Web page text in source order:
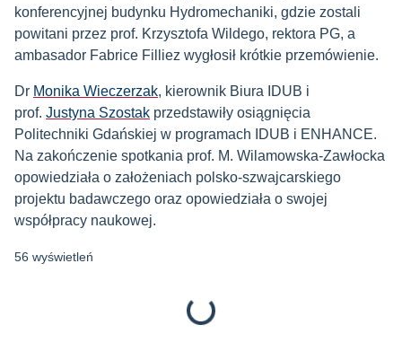
konferencyjnej budynku Hydromechaniki, gdzie zostali
powitani przez prof. Krzysztofa Wildego, rektora PG, a
ambasador Fabrice Filliez wygłosił krótkie przemówienie.
Dr Monika Wieczerzak, kierownik Biura IDUB i
prof. Justyna Szostak przedstawiły osiągnięcia
Politechniki Gdańskiej w programach IDUB i ENHANCE.
Na zakończenie spotkania prof. M. Wilamowska-Zawłocka
opowiedziała o założeniach polsko-szwajcarskiego
projektu badawczego oraz opowiedziała o swojej
współpracy naukowej.
56 wyświetleń
Loading...